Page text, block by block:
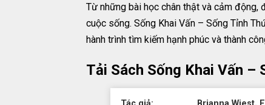
Từ những bài học chân thật và cảm
cuộc sống. Sống Khai Vấn – Sống Tỉnh
hành trình tìm kiếm hạnh phúc và thành
Tải Sách Sống Khai Vấn –